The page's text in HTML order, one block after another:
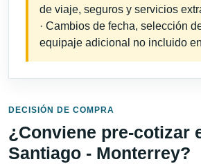
de viaje, seguros y servicios
· Cambios de fecha, selección
equipaje adicional no incluido
DECISIÓN DE COMPRA
¿Conviene pre-cotizar
Santiago - Monterrey?